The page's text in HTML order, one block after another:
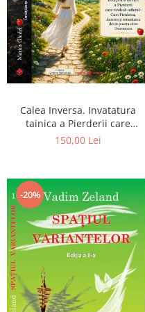
Calea Inversa. Invatatura
tainica a Pierderii care
vindeca sufletul - Cum
Dumnezeu
150,00 Lei
-20%